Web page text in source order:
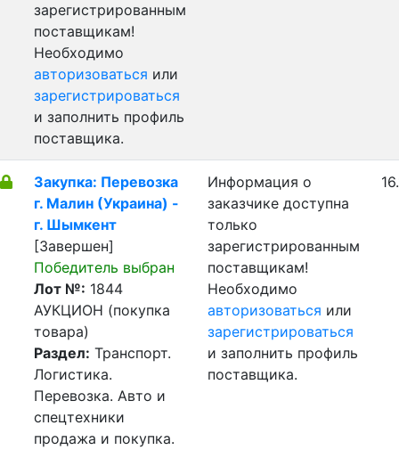
зарегистрированным
поставщикам!
Необходимо
авторизоваться или
зарегистрироваться
и заполнить профиль
поставщика.
Закупка: Перевозка
г. Малин (Украина) -
г. Шымкент
[Завершен]
Победитель выбран
Лот №: 1844
АУКЦИОН (покупка
товара)
Раздел: Транспорт.
Логистика.
Перевозка. Авто и
спецтехники
продажа и покупка.
Информация о
заказчике доступна
только
зарегистрированным
поставщикам!
Необходимо
авторизоваться или
зарегистрироваться
и заполнить профиль
поставщика.